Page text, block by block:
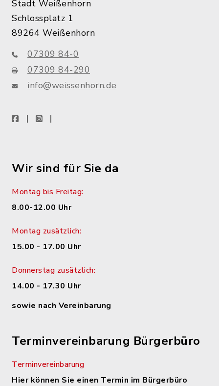
Stadt Weißenhorn
Schlossplatz 1
89264 Weißenhorn
07309 84-0
07309 84-290
info@weissenhorn.de
facebookinstagram
Wir sind für Sie da
Montag bis Freitag:
8.00-12.00 Uhr
Montag zusätzlich:
15.00 - 17.00 Uhr
Donnerstag zusätzlich:
14.00 - 17.30 Uhr
sowie nach Vereinbarung
Terminvereinbarung Bürgerbüro
Terminvereinbarung
Hier können Sie einen Termin im Bürgerbüro